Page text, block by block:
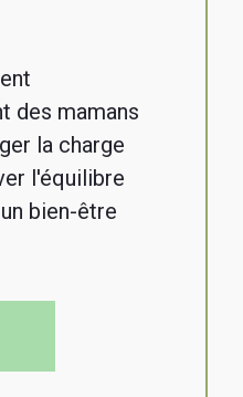
des mamans
la charge
l'équilibre
bien-être